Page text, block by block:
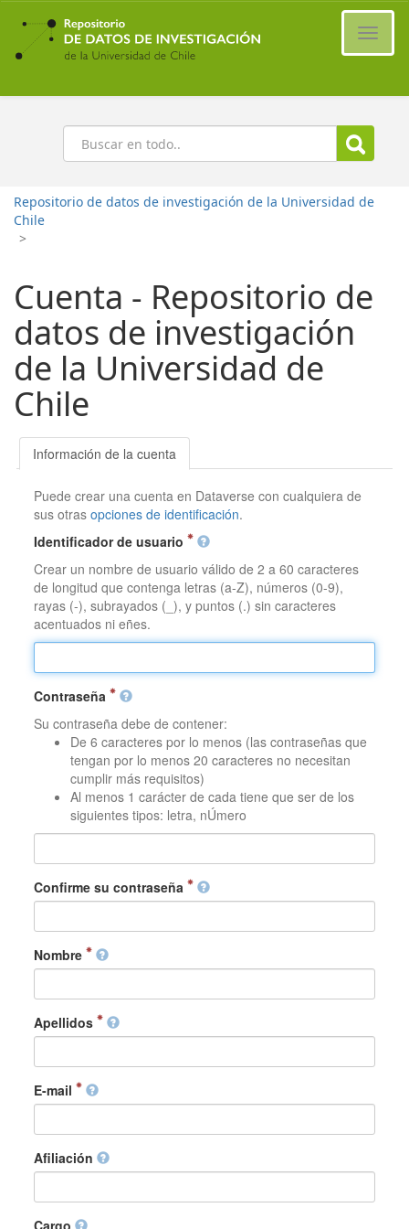
Ir
contenido
principal
Buscar
Repositorio de datos de investigación de la Universidad de
Chile
>
Cuenta - Repositorio de
datos de investigación
de la Universidad de
Chile
Información de la cuenta
Puede crear una cuenta en Dataverse con cualquiera de
sus otrasopciones de identificación.
Identificador de usuario
Crear un nombre de usuario válido de 2 a 60 caracteres
de longitud que contenga letras (a-Z), números (0-9),
rayas (-), subrayados (_), y puntos (.) sin caracteres
acentuados ni eñes.
Contraseña
Su contraseña debe de contener:
De 6 caracteres por lo menos (las contraseñas que
tengan por lo menos 20 caracteres no necesitan
cumplir más requisitos)
Al menos 1 carácter de cada tiene que ser de los
siguientes tipos: letra, nÚmero
Confirme su contraseña
Nombre
Apellidos
E-mail
Afiliación
Cargo